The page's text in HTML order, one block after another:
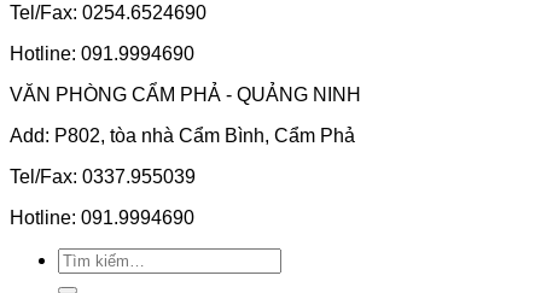
Tel/Fax: 0254.6524690
Hotline: 091.9994690
VĂN PHÒNG CẨM PHẢ - QUẢNG NINH
Add: P802, tòa nhà Cẩm Bình, Cẩm Phả
Tel/Fax: 0337.955039
Hotline: 091.9994690
Tìm
kiếm: